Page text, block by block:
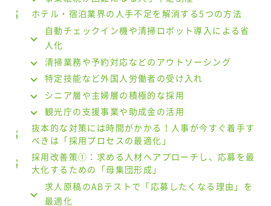
ホテル・宿泊業界の人手不足を解消する5つの方法
自動チェックイン機や清掃ロボット導入による省
人化
清掃業務や予約対応などのアウトソーシング
特定技能など外国人労働者の受け入れ
シニア層や主婦層の積極的な採用
観光庁の支援事業や助成金の活用
抜本的な対策には時間がかかる！人事が今すぐ着手す
べきは「採用プロセスの最適化」
採用改善策①：求める人材へアプローチし、応募を最
大化するための「母集団形成」
求人原稿のABテストで「応募したくなる理由」を
最適化